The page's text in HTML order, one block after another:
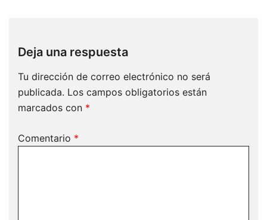
Deja una respuesta
Tu dirección de correo electrónico no será
publicada. Los campos obligatorios están
marcados con *
Comentario *